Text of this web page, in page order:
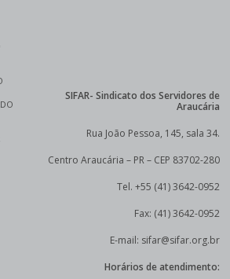
SIFAR- Sindicato dos Servidores de
Araucária
Rua João Pessoa, 145, sala 34.
Centro Araucária – PR – CEP 83702-280
Tel. +55 (41) 3642-0952
Fax: (41) 3642-0952
E-mail: sifar@sifar.org.br
Horários de atendimento: